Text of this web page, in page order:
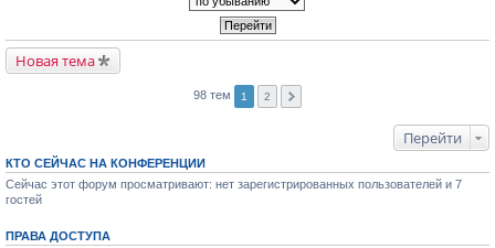
Новая тема
98 тем 1 2
Перейти
КТО СЕЙЧАС НА КОНФЕРЕНЦИИ
Сейчас этот форум просматривают: нет зарегистрированных пользователей и 7
гостей
ПРАВА ДОСТУПА